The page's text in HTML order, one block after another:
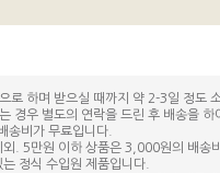
로 하며 받으실 때까지 약 2-3일 정도
경우 별도의 연락을 드린 후 배송을 하
송비가 무료입니다.
. 5만원 이하 상품은 3,000원의 배송
정식 수입원 제품입니다.